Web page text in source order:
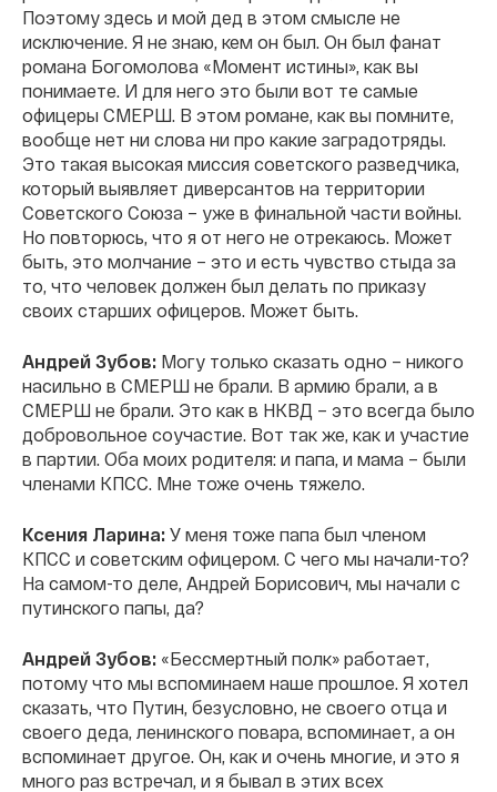
Поэтому здесь и мой дед в этом смысле не
исключение. Я не знаю, кем он был. Он был фанат
романа Богомолова «Момент истины», как вы
понимаете. И для него это были вот те самые
офицеры СМЕРШ. В этом романе, как вы помните,
вообще нет ни слова ни про какие заградотряды.
Это такая высокая миссия советского разведчика,
который выявляет диверсантов на территории
Советского Союза – уже в финальной части войны.
Но повторюсь, что я от него не отрекаюсь. Может
быть, это молчание – это и есть чувство стыда за
то, что человек должен был делать по приказу
своих старших офицеров. Может быть.
Андрей Зубов: Могу только сказать одно – никого
насильно в СМЕРШ не брали. В армию брали, а в
СМЕРШ не брали. Это как в НКВД – это всегда было
добровольное соучастие. Вот так же, как и участие
в партии. Оба моих родителя: и папа, и мама – были
членами КПСС. Мне тоже очень тяжело.
Ксения Ларина: У меня тоже папа был членом
КПСС и советским офицером. С чего мы начали-то?
На самом-то деле, Андрей Борисович, мы начали с
путинского папы, да?
Андрей Зубов: «Бессмертный полк» работает,
потому что мы вспоминаем наше прошлое. Я хотел
сказать, что Путин, безусловно, не своего отца и
своего деда, ленинского повара, вспоминает, а он
вспоминает другое. Он, как и очень многие, и это я
много раз встречал, и я бывал в этих всех